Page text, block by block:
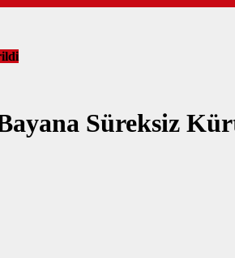
Süreksiz